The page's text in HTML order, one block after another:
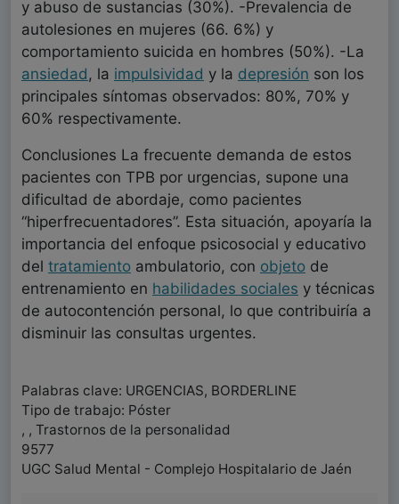
y abuso de sustancias (30%). -Prevalencia de
autolesiones en mujeres (66. 6%) y
comportamiento suicida en hombres (50%). -La
ansiedad, la impulsividad y la depresión son los
principales síntomas observados: 80%, 70% y
60% respectivamente.
Conclusiones La frecuente demanda de estos
pacientes con TPB por urgencias, supone una
dificultad de abordaje, como pacientes
“hiperfrecuentadores”. Esta situación, apoyaría la
importancia del enfoque psicosocial y educativo
del tratamiento ambulatorio, con objeto de
entrenamiento en habilidades sociales y técnicas
de autocontención personal, lo que contribuiría a
disminuir las consultas urgentes.
Palabras clave: URGENCIAS, BORDERLINE
Tipo de trabajo: Póster
, , Trastornos de la personalidad
9577
UGC Salud Mental - Complejo Hospitalario de Jaén